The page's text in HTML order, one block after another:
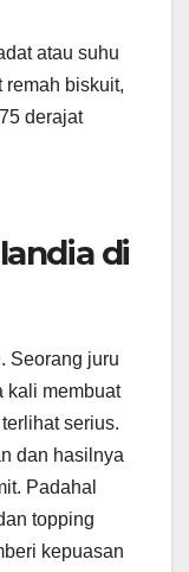
atau suhu
biskuit,
derajat
di
Seorang juru
kali membuat
serius.
dan hasilnya
Padahal
topping
kepuasan